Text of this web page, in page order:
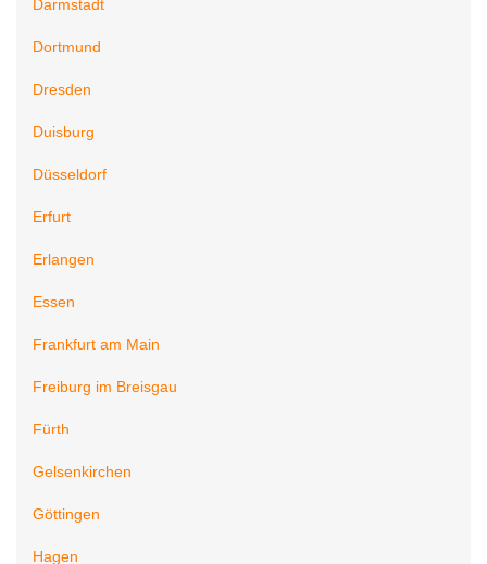
Darmstadt
Dortmund
Dresden
Duisburg
Düsseldorf
Erfurt
Erlangen
Essen
Frankfurt am Main
Freiburg im Breisgau
Fürth
Gelsenkirchen
Göttingen
Hagen